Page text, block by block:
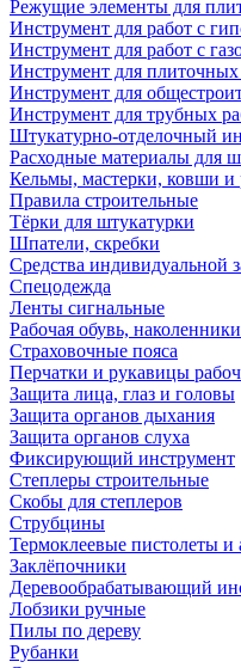
Режущие элементы для
Инструмент для работ с
Инструмент для работ с
Инструмент для
Инструмент для
Инструмент для трубных
Штукатурно-отделочный
Расходные материалы для
Кельмы, мастерки, ковши и
Правила строительные
Тёрки для штукатурки
Шпатели, скребки
Средства индивидуальной
Спецодежда
Ленты сигнальные
Рабочая обувь, наколенники
Страховочные пояса
Перчатки и рукавицы
Защита лица, глаз и головы
Защита органов дыхания
Защита органов слуха
Фиксирующий инструмент
Степлеры строительные
Скобы для степлеров
Струбцины
Термоклеевые пистолеты и
Заклёпочники
Деревообрабатывающий
Лобзики ручные
Пилы по дереву
Рубанки